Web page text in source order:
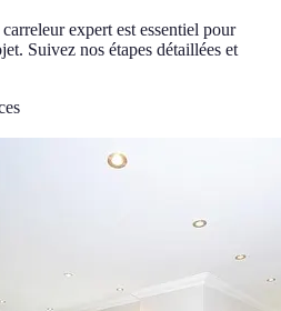
expert est essentiel pour
Suivez nos étapes détaillées et